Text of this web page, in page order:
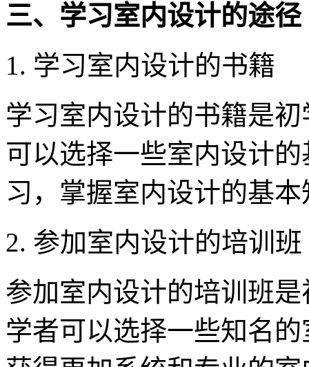
三、学习室内设计的途径
1. 学习室内设计的书籍
学习室内设计的书籍是
可以选择一些室内设计
习，掌握室内设计的基
2. 参加室内设计的培训班
参加室内设计的培训班
学者可以选择一些知名